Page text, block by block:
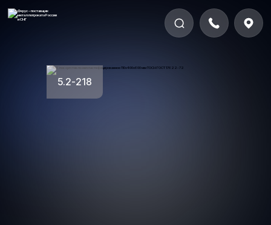
5.2-218